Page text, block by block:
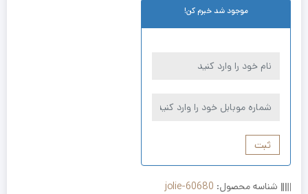
موجود شد خبرم کن!
ثبت
شناسه محصول: jolie-60680